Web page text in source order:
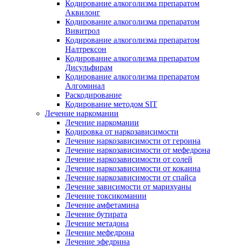
Кодирование алкоголизма препаратом
Аквилонг
Кодирование алкоголизма препаратом
Вивитрол
Кодирование алкоголизма препаратом
Налтрексон
Кодирование алкоголизма препаратом
Дисульфирам
Кодирование алкоголизма препаратом
Алгоминал
Раскодирование
Кодирование методом SIT
Лечение наркомании
Лечение наркомании
Кодировка от наркозависимости
Лечение наркозависимости от героина
Лечение наркозависимости от мефедрона
Лечение наркозависимости от солей
Лечение наркозависимости от кокаина
Лечение наркозависимости от спайса
Лечение зависимости от марихуаны
Лечение токсикомании
Лечение амфетамина
Лечение бутирата
Лечение метадона
Лечение мефедрона
Лечение эфедрина